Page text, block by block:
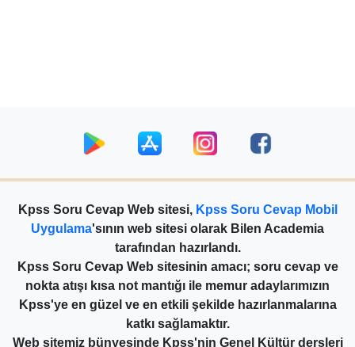
Kpss Soru Cevap Web sitesi, Kpss Soru Cevap Mobil
Uygulama'sının web sitesi olarak Bilen Academia
tarafından hazırlandı.
Kpss Soru Cevap Web sitesinin amacı; soru cevap ve
nokta atışı kısa not mantığı ile memur adaylarımızın
Kpss'ye en güzel ve en etkili şekilde hazırlanmalarına
katkı sağlamaktır.
Web sitemiz bünyesinde Kpss'nin Genel Kültür dersleri